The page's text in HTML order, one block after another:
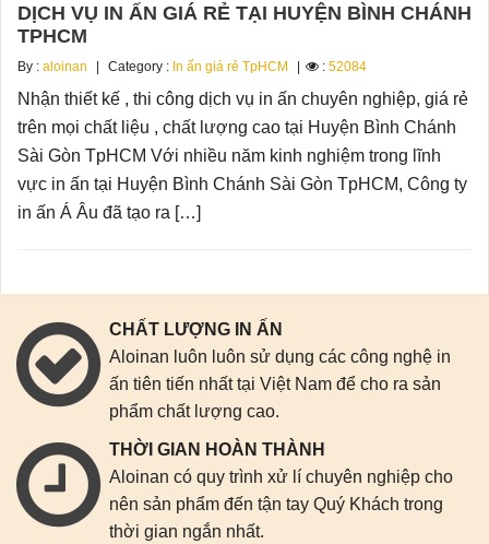
DỊCH VỤ IN ẤN GIÁ RẺ TẠI HUYỆN BÌNH CHÁNH
TPHCM
By : aloinan Category : In ấn giá rẻ TpHCM : 52084
Nhận thiết kế , thi công dịch vụ in ấn chuyên nghiệp, giá rẻ
trên mọi chất liệu , chất lượng cao tại Huyện Bình Chánh
Sài Gòn TpHCM Với nhiều năm kinh nghiệm trong lĩnh
vực in ấn tại Huyện Bình Chánh Sài Gòn TpHCM, Công ty
in ấn Á Âu đã tạo ra […]
CHẤT LƯỢNG IN ẤN
Aloinan luôn luôn sử dụng các công nghệ in
ấn tiên tiến nhất tại Việt Nam để cho ra sản
phẩm chất lượng cao.
THỜI GIAN HOÀN THÀNH
Aloinan có quy trình xử lí chuyên nghiệp cho
nên sản phẩm đến tận tay Quý Khách trong
thời gian ngắn nhất.